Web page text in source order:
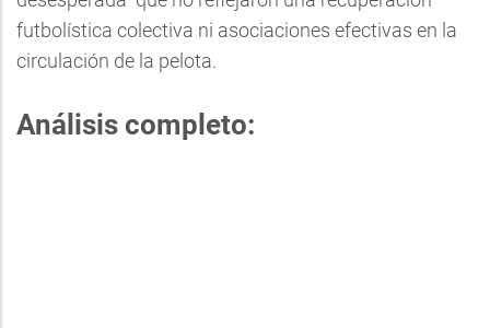
futbolística colectiva ni asociaciones efectivas en la
circulación de la pelota.
Análisis completo: